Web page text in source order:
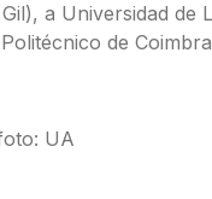
a Universidad de
de
UA